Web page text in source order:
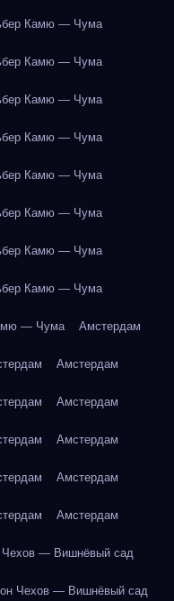
Камю — Чума
Камю — Чума
Камю — Чума
Камю — Чума
Камю — Чума
Камю — Чума
Камю — Чума
Камю — Чума
— Чума Амстердам
Амстердам
Амстердам
Амстердам
Амстердам
Амстердам
Чехов — Вишнёвый сад
Чехов — Вишнёвый сад